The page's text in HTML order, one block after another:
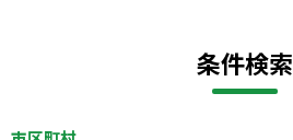
条件検索